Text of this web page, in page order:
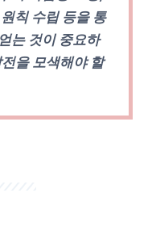
칙 수립 등을 통
는 것이 중요하
을 모색해야 할